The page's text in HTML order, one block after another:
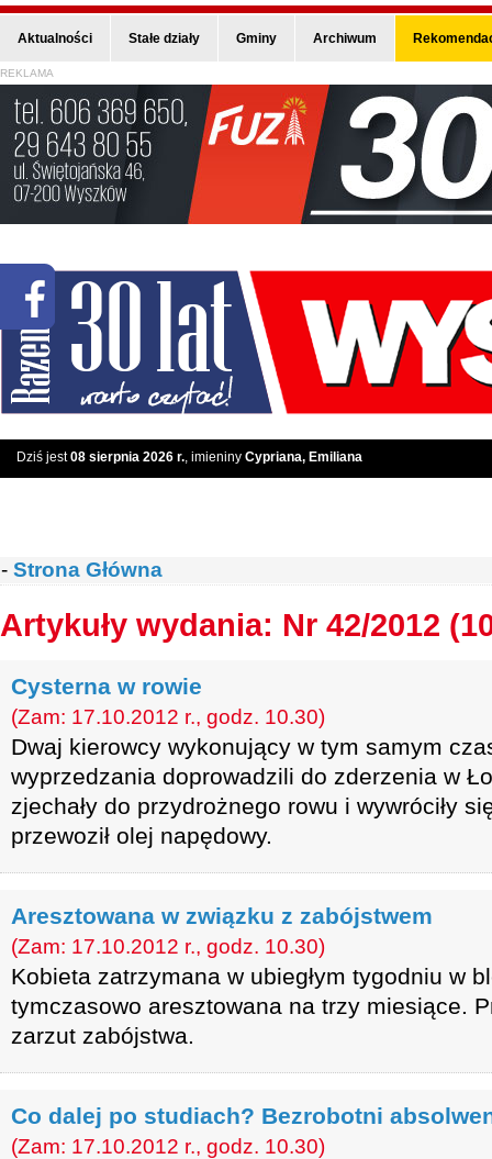
Aktualności Stałe działy Gminy Archiwum
REKLAMA
Dziś jest08 sierpnia 2026 r., imieniny Cypriana, Emiliana
- Strona Główna
Artykuły wydania: Nr 42/2012
Cysterna w rowie
(Zam: 17.10.2012 r., godz. 10.30)
Dwaj kierowcy wykonujący w tym samym
wyprzedzania doprowadzili do zderzenia w
zjechały do przydrożnego rowu i wywróciły
przewoził olej napędowy.
Aresztowana w związku z zabójstwem
(Zam: 17.10.2012 r., godz. 10.30)
Kobieta zatrzymana w ubiegłym tygodniu w
tymczasowo aresztowana na trzy miesiące.
zarzut zabójstwa.
Co dalej po studiach? Bezrobotni
(Zam: 17.10.2012 r., godz. 10.30)